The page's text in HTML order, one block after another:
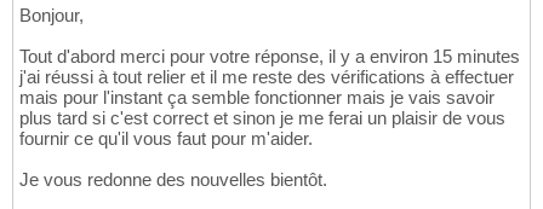
Bonjour,
Tout d'abord merci pour votre réponse, il y a environ 15 minutes
j'ai réussi à tout relier et il me reste des vérifications à effectuer
mais pour l'instant ça semble fonctionner mais je vais savoir
plus tard si c'est correct et sinon je me ferai un plaisir de vous
fournir ce qu'il vous faut pour m'aider.
Je vous redonne des nouvelles bientôt.